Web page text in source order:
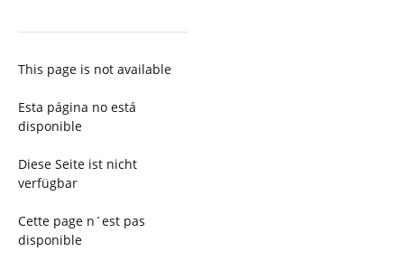
This page is not available
Esta página no está
disponible
Diese Seite ist nicht
verfügbar
Cette page n´est pas
disponible